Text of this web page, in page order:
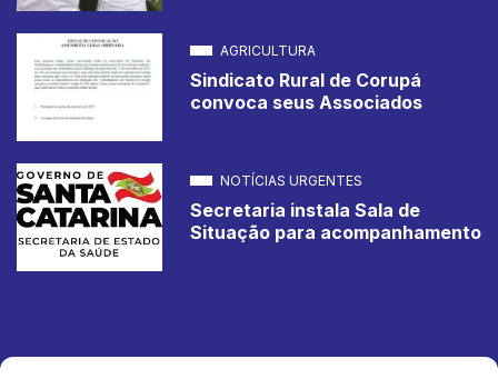
AGRICULTURA
Sindicato Rural de Corupá
convoca seus Associados
NOTÍCIAS URGENTES
Secretaria instala Sala de
Situação para acompanhamento